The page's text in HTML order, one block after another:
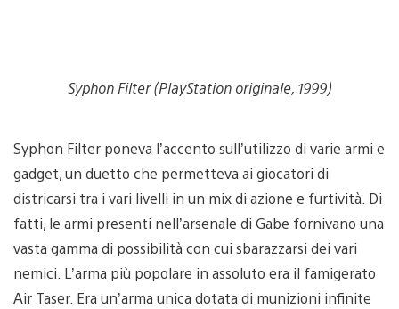
Syphon Filter (PlayStation originale, 1999)
Syphon Filter poneva l’accento sull’utilizzo di varie armi e
gadget, un duetto che permetteva ai giocatori di
districarsi tra i vari livelli in un mix di azione e furtività. Di
fatti, le armi presenti nell’arsenale di Gabe fornivano una
vasta gamma di possibilità con cui sbarazzarsi dei vari
nemici. L’arma più popolare in assoluto era il famigerato
Air Taser. Era un’arma unica dotata di munizioni infinite